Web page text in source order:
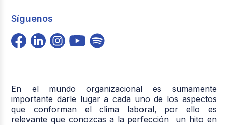
Síguenos
En el mundo organizacional es sumamente
importante darle lugar a cada uno de los aspectos
que conforman el clima laboral, por ello es
relevante que conozcas a la perfección un hito en